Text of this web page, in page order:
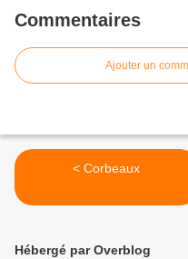
Commentaires
Ajouter un
< Corbeaux
Hébergé par Overblog